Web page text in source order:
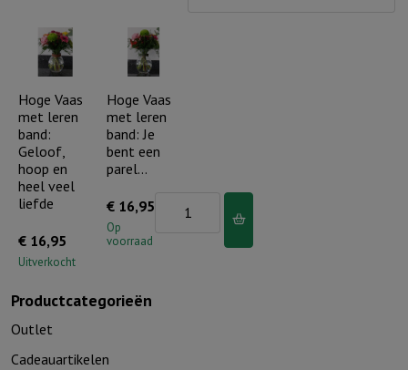
Productcategorieën
Outlet
Cadeauartikelen
nieuwste
Hoge Vaas
met leren
band:
Geloof,
hoop en
heel veel
liefde
€ 16,95
Uitverkocht
Hoge Vaas
met leren
band: Je
bent een
parel…
€ 16,95
Op
voorraad